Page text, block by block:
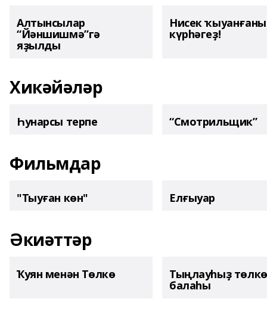
Алтынсылар
“Йәншишмә”гә
яҙылды
Нисек
күрһәгеҙ!
Хикәйәләр
Һунарсы терпе “Смотрильщик”
Фильмдар
"Тыуған көн" Елғыуар
Әкиәттәр
Ҡуян менән Төлкө Тыңлауһыҙ төлкө
балаһы